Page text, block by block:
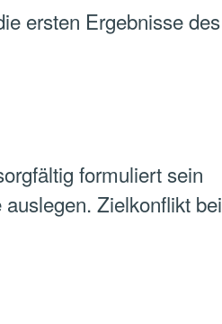
ersten Ergebnisse des
formuliert sein
Zielkonflikt bei